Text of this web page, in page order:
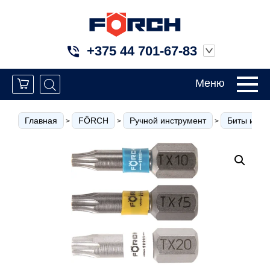
+375 44 701-67-83
Меню
Главная > FÖRCH > Ручной инструмент > Биты и